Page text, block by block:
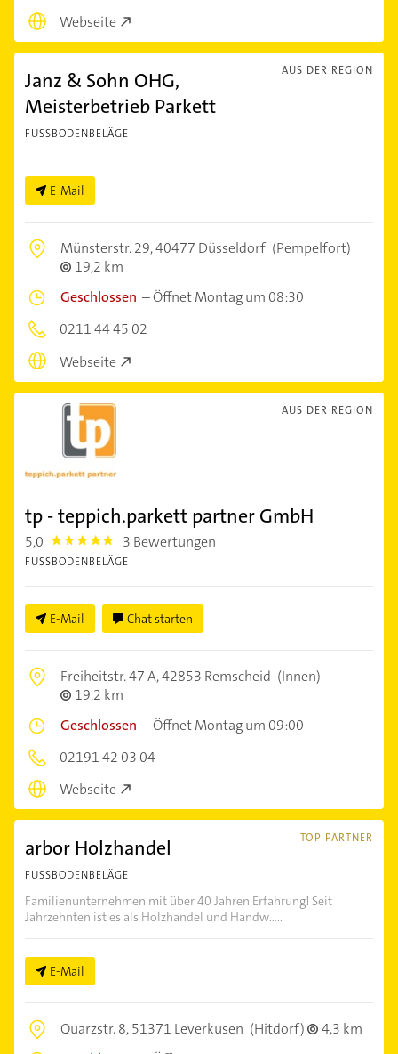
Webseite
AUS DER REGION
Janz & Sohn OHG,
Meisterbetrieb Parkett
FUSSBODENBELÄGE
E-Mail
Münsterstr. 29,40477 Düsseldorf (Pempelfort)
19,2 km
Geschlossen –Öffnet Montag um 08:30
0211 44 45 02
Webseite
AUS DER REGION
tp - teppich.parkett partner GmbH
5,0 5.0 3 Bewertungen
FUSSBODENBELÄGE
E-Mail Chat starten
Freiheitstr. 47 A,42853 Remscheid (Innen)
19,2 km
Geschlossen –Öffnet Montag um 09:00
02191 42 03 04
Webseite
TOP PARTNER
arbor Holzhandel
FUSSBODENBELÄGE
Familienunternehmen mit über 40 Jahren Erfahrung! Seit
Jahrzehnten ist es als Holzhandel und Handw.....
E-Mail
Quarzstr. 8,51371 Leverkusen (Hitdorf)
4,3 km